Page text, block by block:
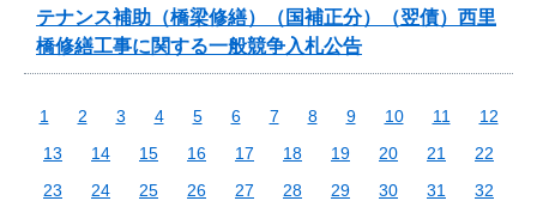
テナンス補助（橋梁修繕）（国補正分）（翌債）西里
橋修繕工事に関する一般競争入札公告
1 2 3 4 5 6 7 8 9 10 11
12
13
14 15 16 17 18 19 20 21
22
23
24 25 26 27 28 29 30 31
32